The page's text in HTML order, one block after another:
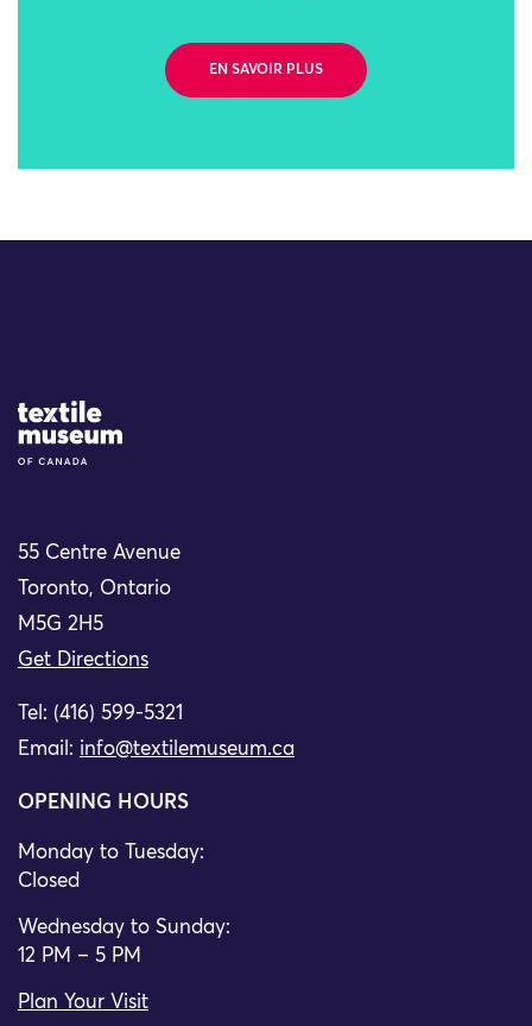
EN SAVOIR PLUS
Site Logo
55 Centre Avenue
Toronto, Ontario
M5G 2H5
Get Directions
Tel: (416) 599-5321
Email: info@textilemuseum.ca
OPENING HOURS
Monday to Tuesday:
Closed
Wednesday to Sunday:
12 PM – 5 PM
Plan Your Visit